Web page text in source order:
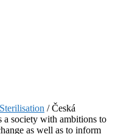
/ Česká
a society with ambitions to
as well as to inform